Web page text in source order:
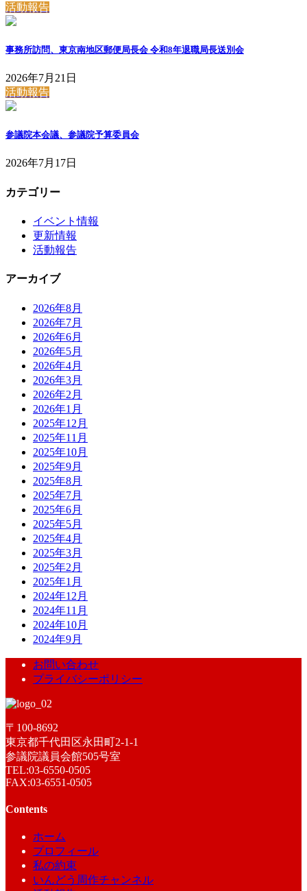
活動報告
事務所訪問、東京南地区郵便局長会 令和8年退職局長送別会
2026年7月21日
活動報告
参議院本会議、参議院予算委員会
2026年7月17日
カテゴリー
イベント情報
更新情報
活動報告
アーカイブ
2026年8月
2026年7月
2026年6月
2026年5月
2026年4月
2026年3月
2026年2月
2026年1月
2025年12月
2025年11月
2025年10月
2025年9月
2025年8月
2025年7月
2025年6月
2025年5月
2025年4月
2025年3月
2025年2月
2025年1月
2024年12月
2024年11月
2024年10月
2024年9月
お問い合わせ
プライバシーポリシー
〒100-8692
東京都千代田区永田町2-1-1
参議院議員会館505号室
TEL:03-6550-0505
FAX:03-6551-0505
Contents
ホーム
プロフィール
私の約束
いんどう周作チャンネル